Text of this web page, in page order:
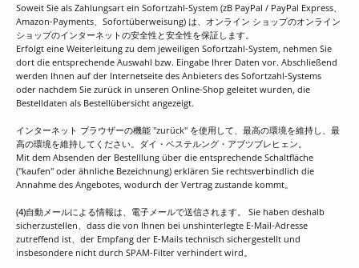
Soweit Sie als Zahlungsart ein Sofortzahl-System (zB PayPal / PayPal Express、
Amazon-Payments、Sofortüberweisung) は、オンライン ショップのオンライン
ショップのインターネットの安全性と安全性を保証します。
Erfolgt eine Weiterleitung zu dem jeweiligen Sofortzahl-System, nehmen Sie
dort die entsprechende Auswahl bzw. Eingabe Ihrer Daten vor. Abschließend
werden Ihnen auf der Internetseite des Anbieters des Sofortzahl-Systems
oder nachdem Sie zurück in unseren Online-Shop geleitet wurden, die
Bestelldaten als Bestellübersicht angezeigt.
インターネット ブラウザーの機能 "zurück" を使用して、最高の環境を維持し、最
高の環境を維持してください。ダイ・ベステルング・アブツブレヒェン。
Mit dem Absenden der Bestelllung über die entsprechende Schaltfläche
("kaufen" oder ähnliche Bezeichnung) erklären Sie rechtsverbindlich die
Annahme des Angebotes, wodurch der Vertrag zustande kommt。
(4)自動メールによる情報は、電子メールで送信されます。 Sie haben deshalb
sicherzustellen、dass die von Ihnen bei unshinterlegte E-Mail-Adresse
zutreffend ist、der Empfang der E-Mails technisch sichergestellt und
insbesondere nicht durch SPAM-Filter verhindert wird。